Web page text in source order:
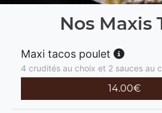
Nos Maxis
Maxi tacos poulet
4 crudités au choix et 2 sauces au
14.00€